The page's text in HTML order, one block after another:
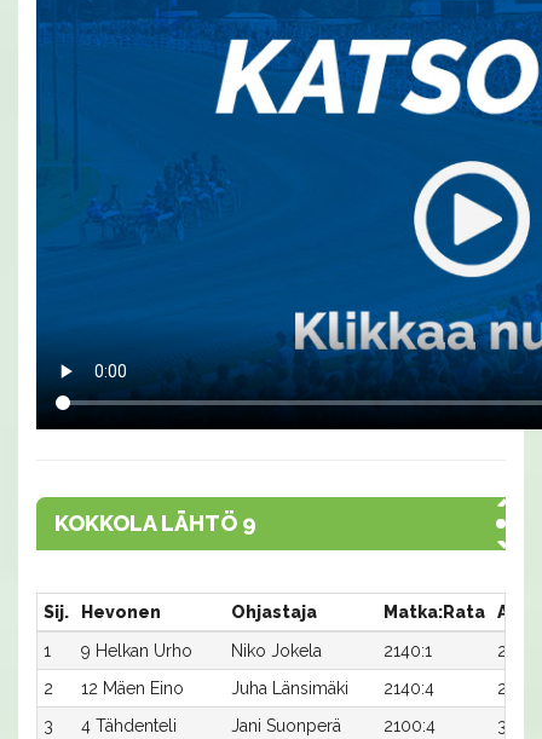
KOKKOLA LÄHTÖ 9
Sij. Hevonen Ohjastaja Matka:Rata
Aika
1
9 Helkan Urho Niko Jokela 2140:1
28,0
2
12 Mäen Eino Juha Länsimäki 2140:4
28,2
3
4 Tähdenteli Jani Suonperä 2100:4
30,3